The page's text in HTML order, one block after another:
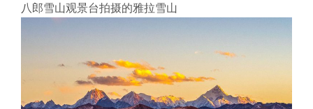
八郎雪山观景台拍摄的雅拉雪山